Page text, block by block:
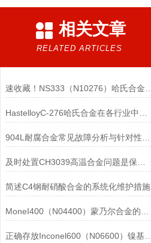
相关文章
RELATED ARTICLES
简述C4钢耐硝酸合金的系统化维护措施
正确存放Inconel600（N06600）镍基合金的重要性介绍